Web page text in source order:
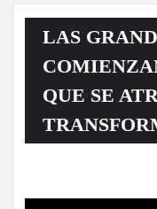
LAS
QUE SE